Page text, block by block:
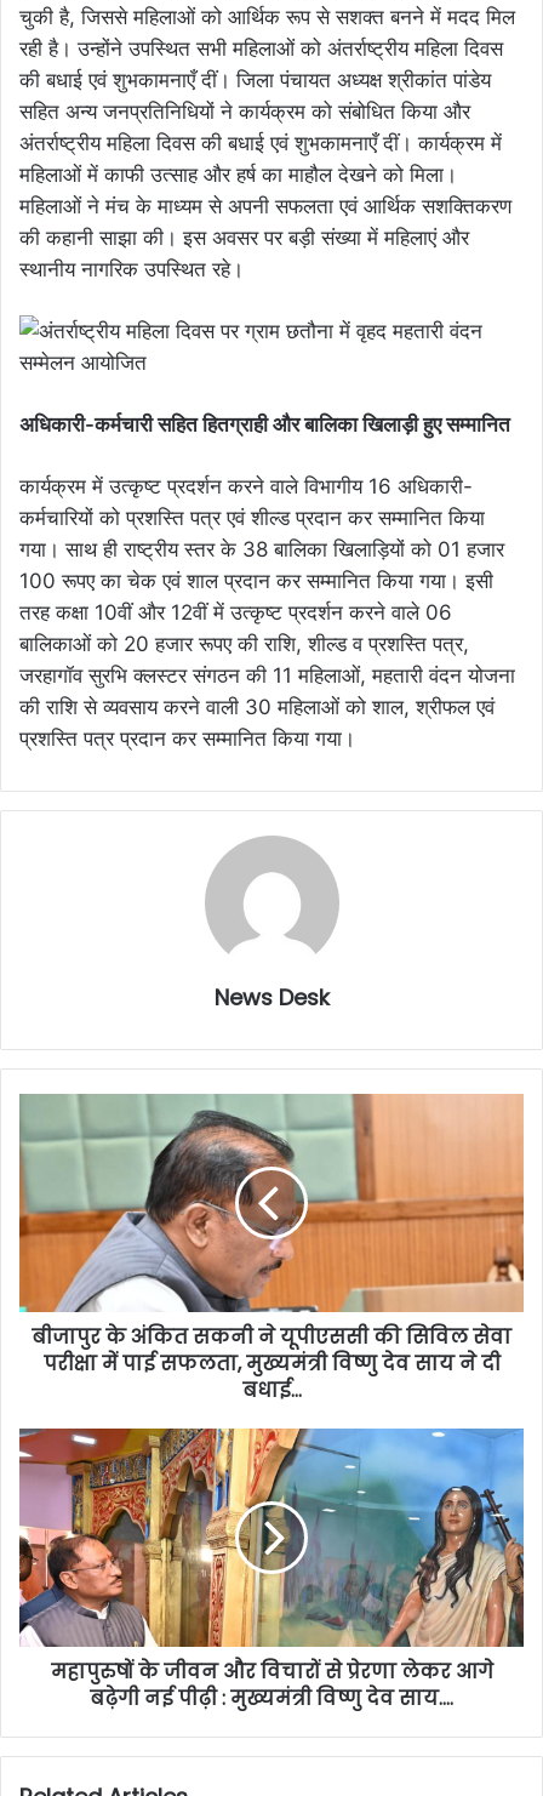
चुकी है, जिससे महिलाओं को आर्थिक रूप से सशक्त बनने में मदद मिल
रही है। उन्होंने उपस्थित सभी महिलाओं को अंतर्राष्ट्रीय महिला दिवस
की बधाई एवं शुभकामनाएँ दीं। जिला पंचायत अध्यक्ष श्रीकांत पांडेय
सहित अन्य जनप्रतिनिधियों ने कार्यक्रम को संबोधित किया और
अंतर्राष्ट्रीय महिला दिवस की बधाई एवं शुभकामनाएँ दीं। कार्यक्रम में
महिलाओं में काफी उत्साह और हर्ष का माहौल देखने को मिला।
महिलाओं ने मंच के माध्यम से अपनी सफलता एवं आर्थिक सशक्तिकरण
की कहानी साझा की। इस अवसर पर बड़ी संख्या में महिलाएं और
स्थानीय नागरिक उपस्थित रहे।
अधिकारी-कर्मचारी सहित हितग्राही और बालिका खिलाड़ी हुए सम्मानित
कार्यक्रम में उत्कृष्ट प्रदर्शन करने वाले विभागीय 16 अधिकारी-
कर्मचारियों को प्रशस्ति पत्र एवं शील्ड प्रदान कर सम्मानित किया
गया। साथ ही राष्ट्रीय स्तर के 38 बालिका खिलाड़ियों को 01 हजार
100 रूपए का चेक एवं शाल प्रदान कर सम्मानित किया गया। इसी
तरह कक्षा 10वीं और 12वीं में उत्कृष्ट प्रदर्शन करने वाले 06
बालिकाओं को 20 हजार रूपए की राशि, शील्ड व प्रशस्ति पत्र,
जरहागॉव सुरभि क्लस्टर संगठन की 11 महिलाओं, महतारी वंदन योजना
की राशि से व्यवसाय करने वाली 30 महिलाओं को शाल, श्रीफल एवं
प्रशस्ति पत्र प्रदान कर सम्मानित किया गया।
News Desk
बीजापुर के अंकित सकनी ने यूपीएससी की सिविल सेवा
परीक्षा में पाई सफलता, मुख्यमंत्री विष्णु देव साय ने दी
बधाई…
महापुरुषों के जीवन और विचारों से प्रेरणा लेकर आगे
बढ़ेगी नई पीढ़ी : मुख्यमंत्री विष्णु देव साय….